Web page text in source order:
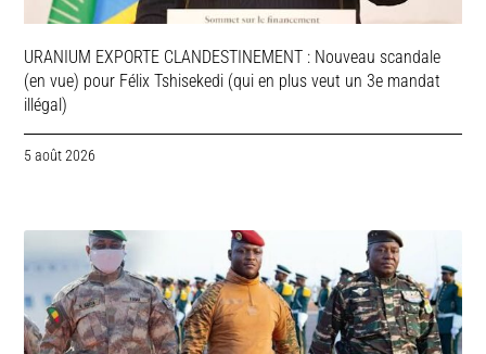
URANIUM EXPORTE CLANDESTINEMENT : Nouveau scandale
(en vue) pour Félix Tshisekedi (qui en plus veut un 3e mandat
illégal)
5 août 2026